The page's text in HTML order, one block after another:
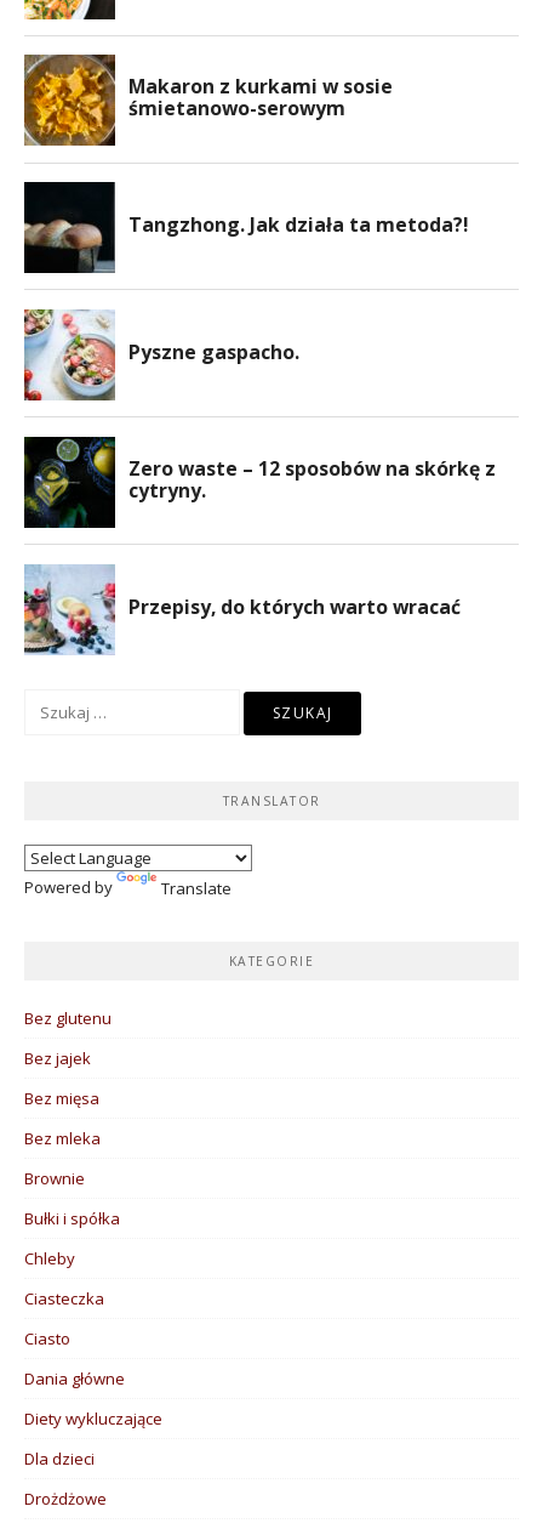
Szukaj:
TRANSLATOR
Powered by Translate
KATEGORIE
Bez glutenu
Bez jajek
Bez mięsa
Bez mleka
Brownie
Bułki i spółka
Chleby
Ciasteczka
Ciasto
Dania główne
Diety wykluczające
Dla dzieci
Drożdżowe